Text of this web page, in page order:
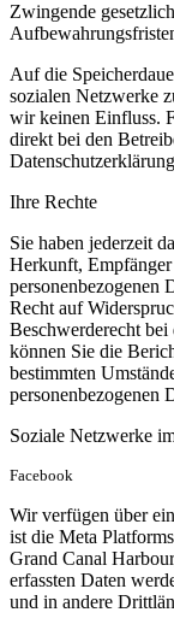
Zwingende
Auf die
sozialen Netzwerke
wir keinen Einfluss.
direkt bei den
Ihre Rechte
Sie haben jederzeit
Herkunft,
personenbezogenen
Recht auf
Beschwerderecht
können Sie die
bestimmten
personenbezogenen
Soziale Netzwerke
Facebook
Wir verfügen über
ist die Meta
Grand Canal
erfassten Daten
und in andere